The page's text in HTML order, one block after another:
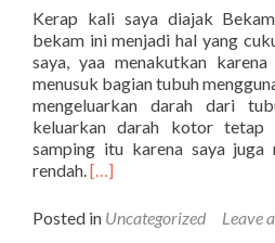
Kerap kali saya diajak
bekam ini menjadi hal yang
saya, yaa menakutkan
menusuk bagian tubuh
mengeluarkan darah dari
keluarkan darah kotor
samping itu karena saya
rendah.Read
about
[…]
Posted in Uncategorized Leave